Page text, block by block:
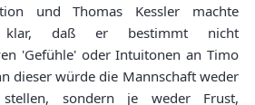
und Thomas Kessler machte
klar, daß er bestimmt nicht
'Gefühle' oder Intuitonen an Timo
dieser würde die Mannschaft weder
stellen, sondern je weder Frust,